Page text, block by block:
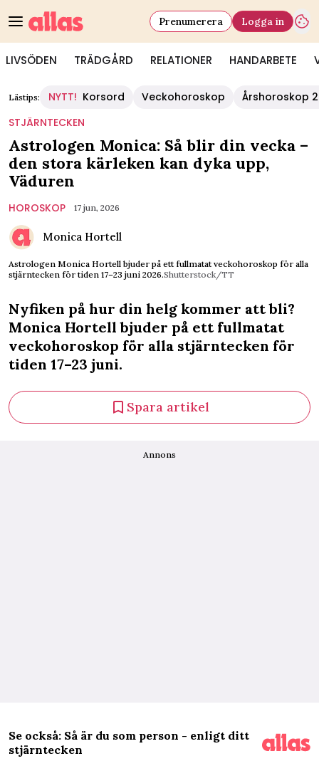
LIVSÖDEN TRÄDGÅRD RELATIONER HANDARBETE
Prenumerera Logga in
Lästips: NYTT! Korsord Veckohoroskop
Årshoroskop
STJÄRNTECKEN
Astrologen Monica: Så blir din vecka –
den stora kärleken kan dyka upp,
Väduren
HOROSKOP 17 jun, 2026
Monica Hortell
Astrologen Monica Hortell bjuder på ett fullmatat veckohoroskop för alla
stjärntecken för tiden 17–23 juni 2026.Shutterstock/TT
Nyfiken på hur din helg kommer att bli?
Monica Hortell bjuder på ett fullmatat
veckohoroskop för alla stjärntecken för
tiden 17–23 juni.
Spara artikel
Annons
Se också: Så är du som person - enligt ditt
stjärntecken